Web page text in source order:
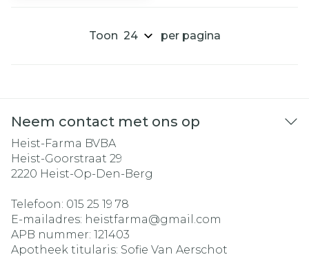
Toon per pagina
Neem contact met ons op
Heist-Farma BVBA
Heist-Goorstraat 29
2220 Heist-Op-Den-Berg
Telefoon: 015 25 19 78
E-mailadres: heistfarma@gmail.com
APB nummer: 121403
Apotheek titularis: Sofie Van Aerschot